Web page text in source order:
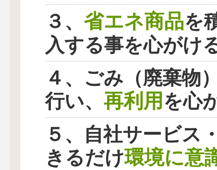
３、 省エネ商品を
入する事を心がけ
４、ごみ（廃棄物
行い、 再利用を心
５、自社サービス
きるだけ環境に意